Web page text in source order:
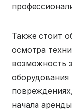
Также стоит
осмотра
возможность
оборудования
начала